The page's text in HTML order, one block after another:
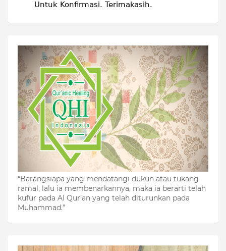
“Barangsiapa yang mendatangi dukun atau tukang
ramal, lalu ia membenarkannya, maka ia berarti telah
kufur pada Al Qur’an yang telah diturunkan pada
Muhammad.”